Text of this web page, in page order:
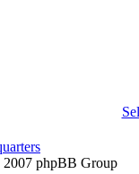
phpBB Group